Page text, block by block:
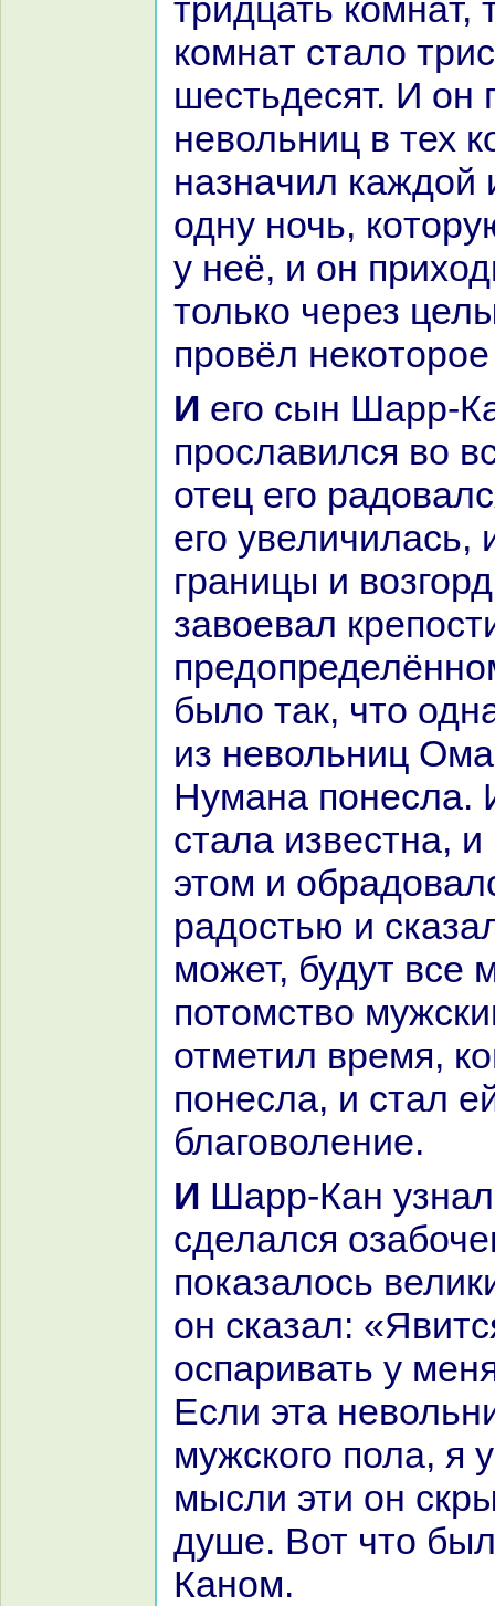
тридцать кoмнaт,
кoмнaт стало
шестьдесят. И он
невольниц в тех
нaзнaчил каждой
одну ночь,
у неё, и он
толькo через
провёл
И его сын Шарр-Кан
прославился во
отец его
его увеличилась,
гpaницы и
завоевал
было так, что
из невольниц
Нуманa понесла.
стала известнa,
этом и
paдостью и
может, будут все
потомство
отметил время,
понесла, и стал
благоволение.
И Шарр-Кан узнaл об этом и
сделался
показалось
он сказал:
оспаривать у
Если эта
мужскoго пола, я
мысли эти он
душе. Вот что
Каном.